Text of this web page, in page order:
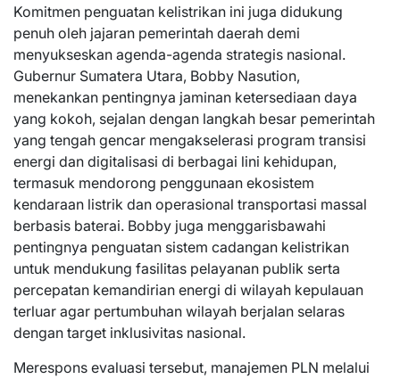
Komitmen penguatan kelistrikan ini juga didukung
penuh oleh jajaran pemerintah daerah demi
menyukseskan agenda-agenda strategis nasional.
Gubernur Sumatera Utara, Bobby Nasution,
menekankan pentingnya jaminan ketersediaan daya
yang kokoh, sejalan dengan langkah besar pemerintah
yang tengah gencar mengakselerasi program transisi
energi dan digitalisasi di berbagai lini kehidupan,
termasuk mendorong penggunaan ekosistem
kendaraan listrik dan operasional transportasi massal
berbasis baterai. Bobby juga menggarisbawahi
pentingnya penguatan sistem cadangan kelistrikan
untuk mendukung fasilitas pelayanan publik serta
percepatan kemandirian energi di wilayah kepulauan
terluar agar pertumbuhan wilayah berjalan selaras
dengan target inklusivitas nasional.
Merespons evaluasi tersebut, manajemen PLN melalui